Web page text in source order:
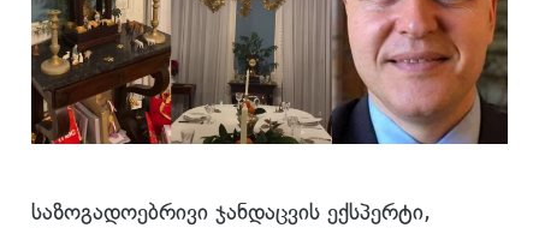
საზოგადოებრივი ჯანდაცვის ექსპერტი,